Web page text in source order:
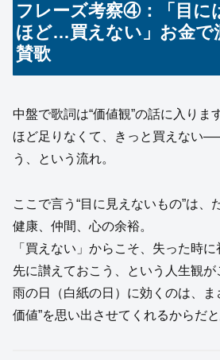
フレーズ考察④：「目に
ほど…買えない」お金で
賛歌
中盤で歌詞は“価値観”の話に入りま
ほど足りなくて、きっと買えない
う、という流れ。
ここで言う“目に見えないもの”は、
健康、仲間、心の余裕。
「買えない」からこそ、失った時
先に讃えておこう、という人生観が
雨の日（白紙の日）に効くのは、ま
価値”を思い出させてくれるからだと